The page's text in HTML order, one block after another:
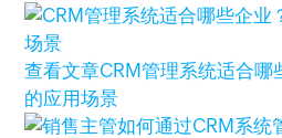
查看文章CRM管理系统适合哪
的应用场景